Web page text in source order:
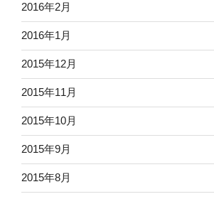
2016年2月
2016年1月
2015年12月
2015年11月
2015年10月
2015年9月
2015年8月